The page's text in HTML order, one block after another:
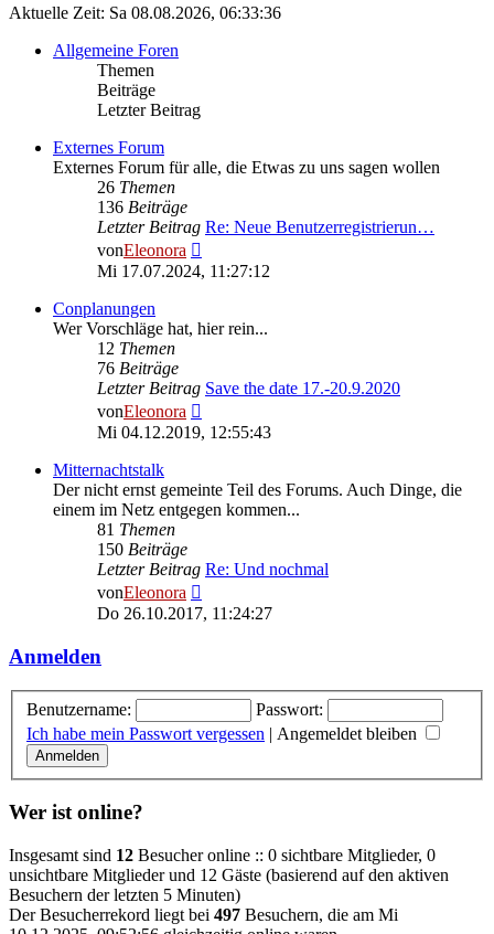
Aktuelle Zeit: Sa 08.08.2026, 06:33:36
Allgemeine Foren
Themen
Beiträge
Letzter Beitrag
Externes Forum
Externes Forum für alle, die Etwas zu uns sagen wollen
26 Themen
136 Beiträge
Letzter Beitrag Re: Neue Benutzerregistrierun…
vonEleonora
Beitrag
Mi 17.07.2024, 11:27:12
Conplanungen
Wer Vorschläge hat, hier rein...
12 Themen
76 Beiträge
Letzter Beitrag Save the date 17.-20.9.2020
vonEleonora
Beitrag
Mi 04.12.2019, 12:55:43
Mitternachtstalk
Der nicht ernst gemeinte Teil des Forums. Auch Dinge, die
einem im Netz entgegen kommen...
81 Themen
150 Beiträge
Letzter Beitrag Re: Und nochmal
vonEleonora
Beitrag
Do 26.10.2017, 11:24:27
Anmelden
Benutzername:
Passwort:
Ich habe mein Passwort vergessen | Angemeldet bleiben
Wer ist online?
Insgesamt sind 12 Besucher online :: 0 sichtbare Mitglieder, 0
unsichtbare Mitglieder und 12 Gäste (basierend auf den aktiven
Besuchern der letzten 5 Minuten)
Der Besucherrekord liegt bei 497 Besuchern, die am Mi